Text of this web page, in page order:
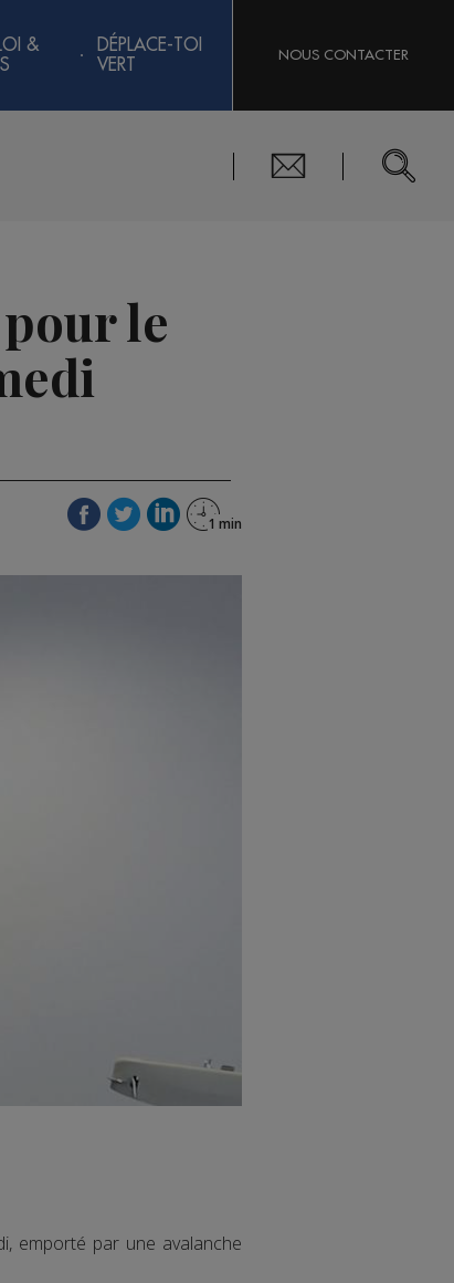
&
DÉPLACE-TOI
VERT
NOUS CONTACTER
le
emporté par une avalanche